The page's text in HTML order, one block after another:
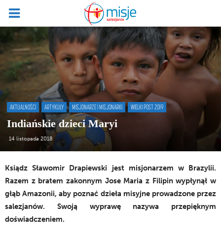
AKTUALNOŚCI ARTYKUŁY MISJONARZE I MISJONARKI WIELKI POST 2019
Indiańskie dzieci Maryi
14 listopada 2018
Ksiądz Sławomir Drapiewski jest misjonarzem w Brazylii.
Razem z bratem zakonnym Jose Maria z Filipin wypłynął w
głąb Amazonii, aby poznać dzieła misyjne prowadzone przez
salezjanów. Swoją wyprawę nazywa przepięknym
doświadczeniem.